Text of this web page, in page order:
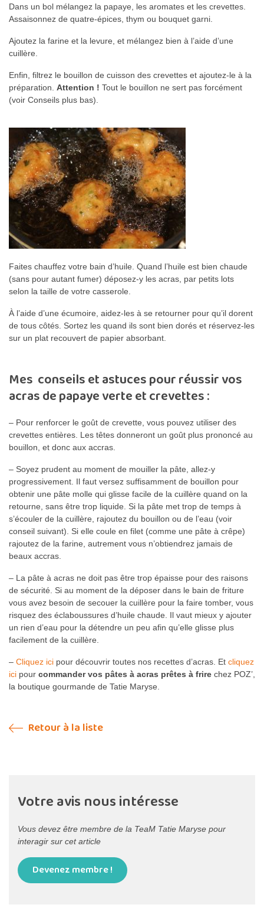
Dans un bol mélangez la papaye, les aromates et les crevettes.
Assaisonnez de quatre-épices, thym ou bouquet garni.
Ajoutez la farine et la levure, et mélangez bien à l’aide d’une
cuillère.
Enfin, filtrez le bouillon de cuisson des crevettes et ajoutez-le à la
préparation. Attention ! Tout le bouillon ne sert pas forcément
(voir Conseils plus bas).
Faites chauffez votre bain d’huile. Quand l’huile est bien chaude
(sans pour autant fumer) déposez-y les acras, par petits lots
selon la taille de votre casserole.
À l’aide d’une écumoire, aidez-les à se retourner pour qu’il dorent
de tous côtés. Sortez les quand ils sont bien dorés et réservez-les
sur un plat recouvert de papier absorbant.
Mes conseils et astuces pour réussir vos
acras de papaye verte et crevettes :
– Pour renforcer le goût de crevette, vous pouvez utiliser des
crevettes entières. Les têtes donneront un goût plus prononcé au
bouillon, et donc aux accras.
– Soyez prudent au moment de mouiller la pâte, allez-y
progressivement. Il faut versez suffisamment de bouillon pour
obtenir une pâte molle qui glisse facile de la cuillère quand on la
retourne, sans être trop liquide. Si la pâte met trop de temps à
s’écouler de la cuillère, rajoutez du bouillon ou de l’eau (voir
conseil suivant). Si elle coule en filet (comme une pâte à crêpe)
rajoutez de la farine, autrement vous n’obtiendrez jamais de
beaux accras.
– La pâte à acras ne doit pas être trop épaisse pour des raisons
de sécurité. Si au moment de la déposer dans le bain de friture
vous avez besoin de secouer la cuillère pour la faire tomber, vous
risquez des éclaboussures d’huile chaude. Il vaut mieux y ajouter
un rien d’eau pour la détendre un peu afin qu’elle glisse plus
facilement de la cuillère.
– Cliquez ici pour découvrir toutes nos recettes d’acras. Et cliquez
ici pour commander vos pâtes à acras prêtes à frire chez POZ’,
la boutique gourmande de Tatie Maryse.
Retour à la liste
Votre avis nous intéresse
Vous devez être membre de la TeaM Tatie Maryse pour
interagir sur cet article
Devenez membre !